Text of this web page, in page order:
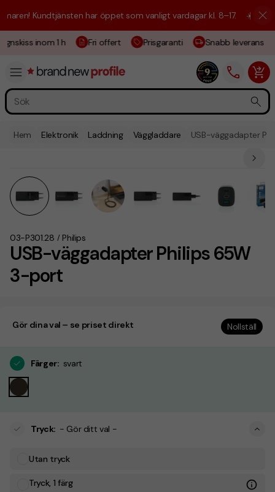
Kundtjänsten har öppet som vanligt vardagar kl. 8–17. ☀️ Vi är här
inom 1 h Fri offert Prisgaranti Snabb leverans
Hem Elektronik Laddning Väggladdare USB-väggadapter
USB-väggadapter Philips 65W
3-port
03-P301.28 / Philips
Gör dina val – se priset direkt Nollställ
Färger: svart
Tryck: - Gör ditt val -
Utan tryck
Tryck, 1 färg